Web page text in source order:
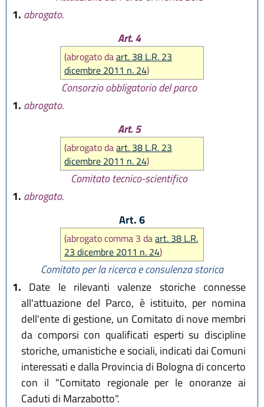
1. abrogato.
Art. 4
(abrogato daart. 38 L.R. 23
dicembre 2011 n. 24)
Consorzio obbligatorio del parco
1. abrogato.
Art. 5
(abrogato daart. 38 L.R. 23
dicembre 2011 n. 24)
Comitato tecnico-scientifico
1. abrogato.
Art. 6
(abrogato comma 3 daart. 38 L.R.
23 dicembre 2011 n. 24)
Comitato per la ricerca e consulenza storica
1. Date le rilevanti valenze storiche connesse
all'attuazione del Parco, è istituito, per nomina
dell'ente di gestione, un Comitato di nove membri
da comporsi con qualificati esperti su discipline
storiche, umanistiche e sociali, indicati dai Comuni
interessati e dalla Provincia di Bologna di concerto
con il "Comitato regionale per le onoranze ai
Caduti di Marzabotto".